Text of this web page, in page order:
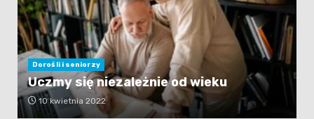
Dorośli i seniorzy
Uczmy się niezależnie od wieku
10 kwietnia 2022